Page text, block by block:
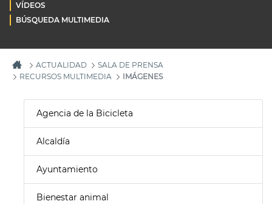
VÍDEOS
BÚSQUEDA MULTIMEDIA
ACTUALIDAD
SALA DE PRENSA
RECURSOS MULTIMEDIA
IMÁGENES
Agencia de la Bicicleta
Alcaldía
Ayuntamiento
Bienestar animal